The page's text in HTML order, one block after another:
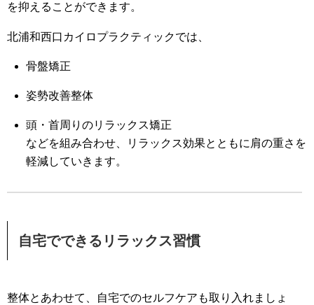
を抑えることができます。
北浦和西口カイロプラクティックでは、
骨盤矯正
姿勢改善整体
頭・首周りのリラックス矯正
などを組み合わせ、リラックス効果とともに肩の重さを
軽減していきます。
自宅でできるリラックス習慣
整体とあわせて、自宅でのセルフケアも取り入れましょ